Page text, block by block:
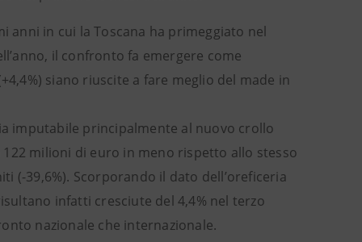
in cui la Toscana ha primeggiato nel
il confronto fa emergere come
siano riuscite a fare meglio del made in
imputabile principalmente al nuovo crollo
milioni di euro in meno rispetto allo stesso
(-39,6%). Scorporando il dato dell’oreficeria
infatti cresciute del 4,4% nel terzo
nazionale che internazionale.